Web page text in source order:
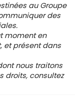
au Groupe
des
moment en
et présent dans
nous traitons
droits, consultez